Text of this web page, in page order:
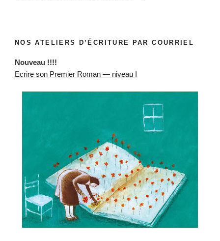
NOS ATELIERS D’ÉCRITURE PAR COURRIEL
Nou­veau !!!!
Ecrire son Pre­mier Roman — niveau I